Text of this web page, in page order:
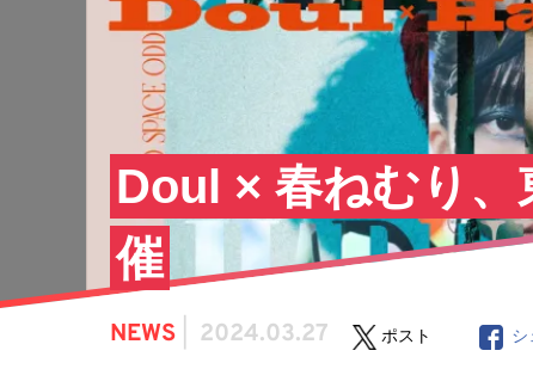
Doul × 春ねむり、
催
NEWS 2024.03.27 ポスト シ